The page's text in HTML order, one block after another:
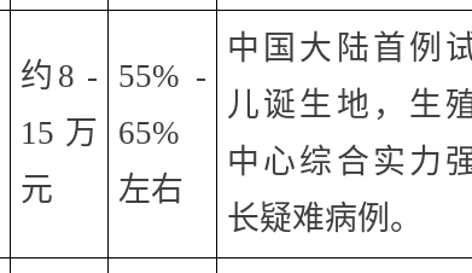
约8 -
15万
元
55% -
65%
左右
中国大陆首例
儿诞生地，生
中心综合实力
长疑难病例。